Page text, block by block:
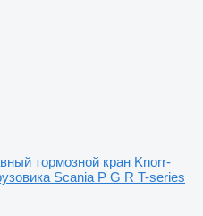
тормозной кран Knorr-
Scania P G R T-series